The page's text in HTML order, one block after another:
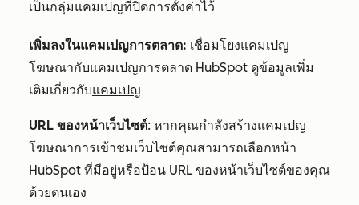
เป็นกลุ่มแคมเปญที่ปิดการตั้งค่าไว้
เพิ่มลงในแคมเปญการตลาด: เชื่อมโยงแคมเปญ
โฆษณากับแคมเปญการตลาด HubSpot ดูข้อมูลเพิ่ม
เติมเกี่ยวกับแคมเปญ
URL ของหน้าเว็บไซต์: หากคุณกำลังสร้างแคมเปญ
โฆษณาการเข้าชมเว็บไซต์คุณสามารถเลือกหน้า
HubSpot ที่มีอยู่หรือป้อน URL ของหน้าเว็บไซต์ของคุณ
ด้วยตนเอง